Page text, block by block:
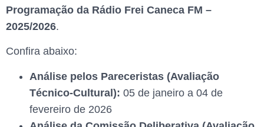
Programação da Rádio Frei Caneca FM –
2025/2026.
Confira abaixo:
Análise pelos Pareceristas (Avaliação
Técnico-Cultural): 05 de janeiro a 04 de
fevereiro de 2026